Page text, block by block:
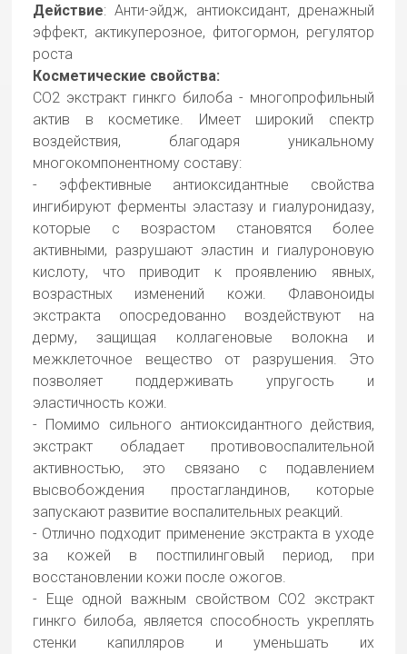
Действие: Анти-эйдж, антиоксидант, дренажный
эффект, актикуперозное, фитогормон, регулятор
роста
Косметические свойства:
СО2 экстракт гинкго билоба - многопрофильный
актив в косметике. Имеет широкий спектр
воздействия, благодаря уникальному
многокомпонентному составу:
- эффективные антиоксидантные свойства
ингибируют ферменты эластазу и гиалуронидазу,
которые с возрастом становятся более
активными, разрушают эластин и гиалуроновую
кислоту, что приводит к проявлению явных,
возрастных изменений кожи. Флавоноиды
экстракта опосредованно воздействуют на
дерму, защищая коллагеновые волокна и
межклеточное вещество от разрушения. Это
позволяет поддерживать упругость и
эластичность кожи.
- Помимо сильного антиоксидантного действия,
экстракт обладает противовоспалительной
активностью, это связано с подавлением
высвобождения простагландинов, которые
запускают развитие воспалительных реакций.
- Отлично подходит применение экстракта в уходе
за кожей в постпилинговый период, при
восстановлении кожи после ожогов.
- Еще одной важным свойством СО2 экстракт
гинкго билоба, является способность укреплять
стенки капилляров и уменьшать их